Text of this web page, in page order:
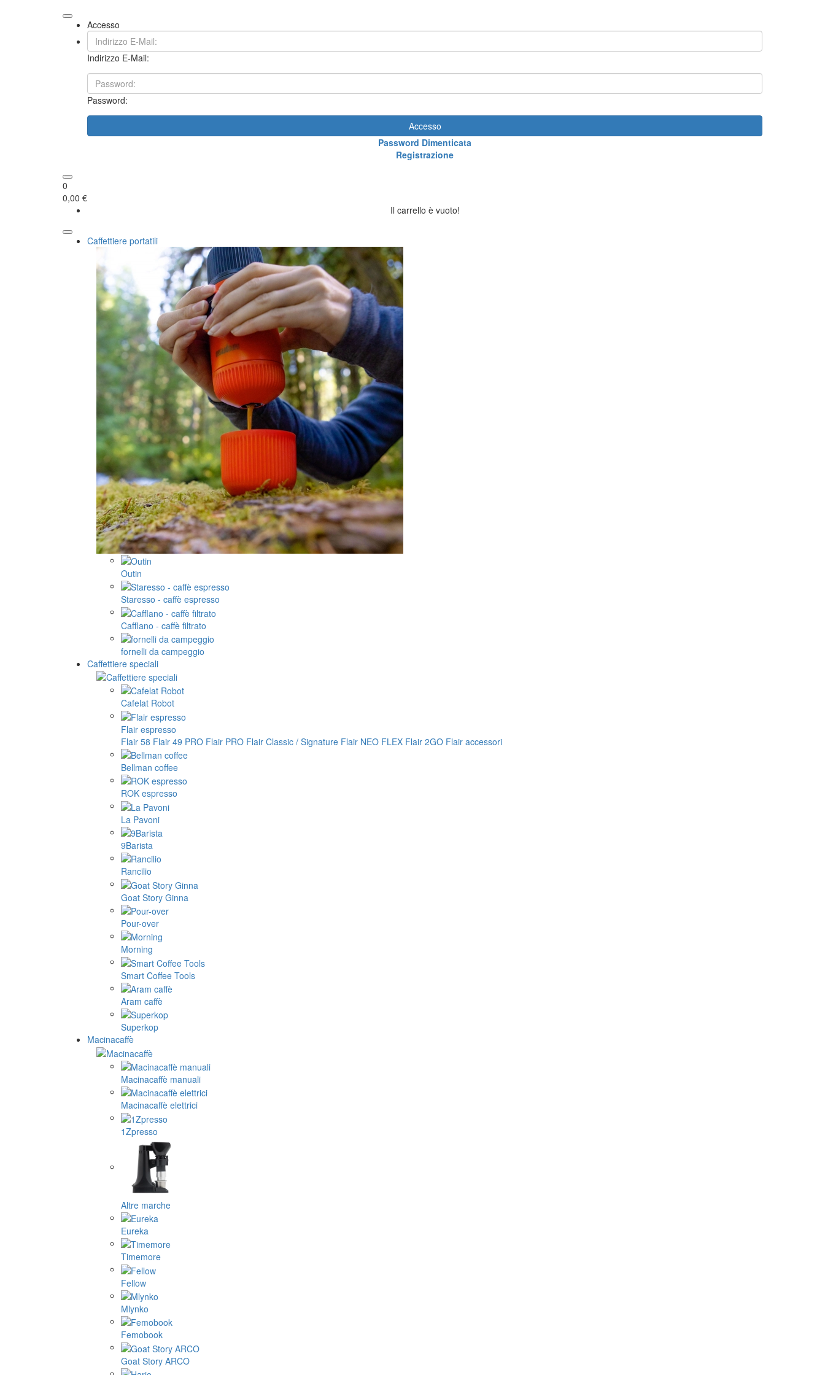
Accesso
Indirizzo E-Mail:
Password:
Accesso
Password Dimenticata
Registrazione
0
0,00 €
Il carrello è vuoto!
Caffettiere portatili
Outin
Staresso - caffè espresso
Cafflano - caffè filtrato
fornelli da campeggio
Caffettiere speciali
Cafelat Robot
Flair espresso
Flair 58 Flair 49 PRO Flair PRO Flair Classic / Signature Flair NEO FLEX Flair 2GO Flair accessori
Bellman coffee
ROK espresso
La Pavoni
9Barista
Rancilio
Goat Story Ginna
Pour-over
Morning
Smart Coffee Tools
Aram caffè
Superkop
Macinacaffè
Macinacaffè manuali
Macinacaffè elettrici
1Zpresso
Altre marche
Eureka
Timemore
Fellow
Mlynko
Femobook
Goat Story ARCO